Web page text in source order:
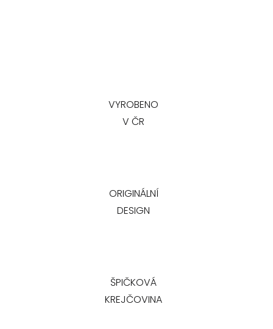
VYROBENO
V ČR
ORIGINÁLNÍ
DESIGN
ŠPIČKOVÁ
KREJČOVINA